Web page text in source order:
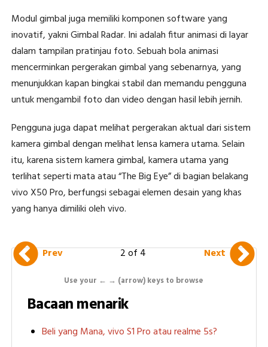
Modul gimbal juga memiliki komponen software yang
inovatif, yakni Gimbal Radar. Ini adalah fitur animasi di layar
dalam tampilan pratinjau foto. Sebuah bola animasi
mencerminkan pergerakan gimbal yang sebenarnya, yang
menunjukkan kapan bingkai stabil dan memandu pengguna
untuk mengambil foto dan video dengan hasil lebih jernih.
Pengguna juga dapat melihat pergerakan aktual dari sistem
kamera gimbal dengan melihat lensa kamera utama. Selain
itu, karena sistem kamera gimbal, kamera utama yang
terlihat seperti mata atau “The Big Eye” di bagian belakang
vivo X50 Pro, berfungsi sebagai elemen desain yang khas
yang hanya dimiliki oleh vivo.
Prev 2 of 4 Next
Use your ← → (arrow) keys to browse
Bacaan menarik
Beli yang Mana, vivo S1 Pro atau realme 5s?